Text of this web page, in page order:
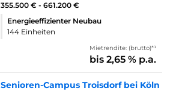
355.500 € - 661.200 €
Energieeffizienter Neubau
144 Einheiten
Mietrendite: (brutto)*¹
bis 2,65 % p.a.
Senioren-Campus Troisdorf bei Köln